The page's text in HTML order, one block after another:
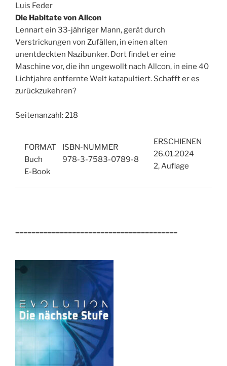
Luis Feder
Die Habitate von Allcon
Lennart ein 33-jähriger Mann, gerät durch
Verstrickungen von Zufällen, in einen alten
unentdeckten Nazibunker. Dort findet er eine
Maschine vor, die ihn ungewollt nach Allcon, in eine 40
Lichtjahre entfernte Welt katapultiert. Schafft er es
zurückzukehren?
Seitenanzahl: 218
FORMAT
Buch
E-Book
ISBN-NUMMER
978-3-7583-0789-8
ERSCHIENEN
26.01.2024
2, Auflage